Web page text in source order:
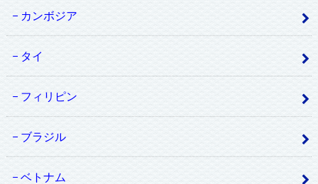
カンボジア
タイ
フィリピン
ブラジル
ベトナム